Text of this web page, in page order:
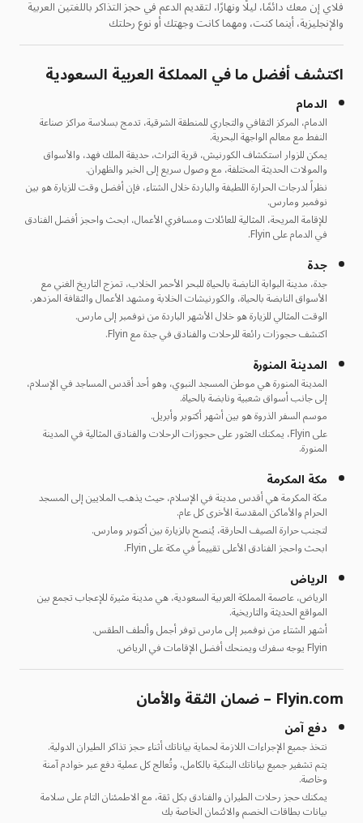
فلاي إن معك دائمًا، ليلًا ونهارًا، لتقديم الدعم في حجز التذاكر باللغتين العربية
والإنجليزية، أينما كنت، ومهما كانت وجهتك أو نوع رحلتك
اكتشف أفضل ما في المملكة العربية السعودية
الدمام
الدمام، المركز الثقافي والتجاري للمنطقة الشرقية، تدمج بسلاسة مراكز صناعة
النفط مع معالم الواجهة البحرية.
يمكن للزوار استكشاف الكورنيش، قرية التراث، حديقة الملك فهد، والأسواق
والمولات الحديثة المختلفة، مع وصول سريع إلى الخبر والظهران.
نظراً لدرجات الحرارة اللطيفة والباردة خلال الشتاء، فإن أفضل وقت للزيارة هو بين
نوفمبر ومارس.
للإقامة المريحة، المثالية للعائلات ومسافري الأعمال، ابحث واحجز أفضل الفنادق
في الدمام على Flyin.
جدة
جدة، مدينة البوابة النابضة بالحياة للبحر الأحمر الخلاب، تمزج التاريخ الغني مع
الأسواق النابضة بالحياة، والكورنيشات الخلابة ومشهد الأعمال والثقافة المزدهر.
الوقت المثالي للزيارة هو خلال الأشهر الباردة من نوفمبر إلى مارس.
اكتشف حجوزات رائعة للرحلات والفنادق في جدة مع Flyin.
المدينة المنورة
المدينة المنورة هي موطن المسجد النبوي، وهو أحد أقدس المساجد في الإسلام،
إلى جانب أسواق شعبية ونابضة بالحياة.
موسم السفر الذروة هو بين أشهر أكتوبر وأبريل.
على Flyin، يمكنك العثور على حجوزات الرحلات والفنادق المثالية في المدينة
المنورة.
مكة المكرمة
مكة المكرمة هي أقدس مدينة في الإسلام، حيث يذهب الملايين إلى المسجد
الحرام والأماكن المقدسة الأخرى كل عام.
لتجنب حرارة الصيف الحارقة، يُنصح بالزيارة بين أكتوبر ومارس.
ابحث واحجز الفنادق الأعلى تقييماً في مكة على Flyin.
الرياض
الرياض، عاصمة المملكة العربية السعودية، هي مدينة مثيرة للإعجاب تجمع بين
المواقع الحديثة والتاريخية.
أشهر الشتاء من نوفمبر إلى مارس توفر أجمل وألطف الطقس.
Flyin يوجه سفرك ويمنحك أفضل الإقامات في الرياض.
Flyin.com – ضمان الثقة والأمان
دفع آمن
نتخذ جميع الإجراءات اللازمة لحماية بياناتك أثناء حجز تذاكر الطيران الدولية.
يتم تشفير جميع بياناتك البنكية بالكامل، وتُعالج كل عملية دفع عبر خوادم آمنة
وخاصة.
يمكنك حجز رحلات الطيران والفنادق بكل ثقة، مع الاطمئنان التام على سلامة
بيانات بطاقات الخصم والائتمان الخاصة بك